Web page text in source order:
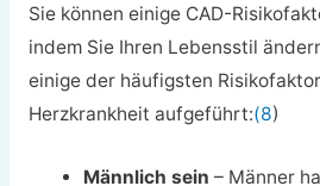
Sie können einige CAD-
indem Sie Ihren Lebensstil
einige der häufigsten
Herzkrankheit aufgeführt:(8)
Männlich sein – Männer